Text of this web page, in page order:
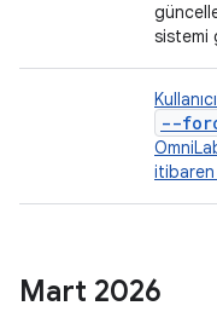
sistemi
--
itibaren
Mart 2026